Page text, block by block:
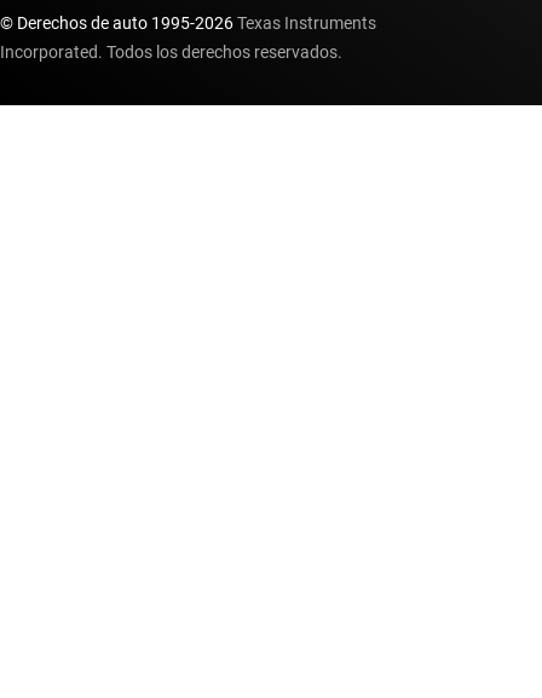
© Derechos de auto 1995-2026Texas Instruments
Incorporated. Todos los derechos reservados.